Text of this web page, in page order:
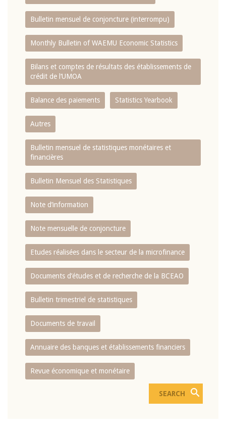
Bulletin mensuel de conjoncture (interrompu)
Monthly Bulletin of WAEMU Economic Statistics
Bilans et comptes de résultats des établissements de
crédit de l‘UMOA
Balance des paiements Statistics Yearbook
Autres
Bulletin mensuel de statistiques monétaires et
financières
Bulletin Mensuel des Statistiques
Note d’information
Note mensuelle de conjoncture
Etudes réalisées dans le secteur de la microfinance
Documents d’études et de recherche de la BCEAO
Bulletin trimestriel de statistiques
Documents de travail
Annuaire des banques et établissements financiers
Revue économique et monétaire